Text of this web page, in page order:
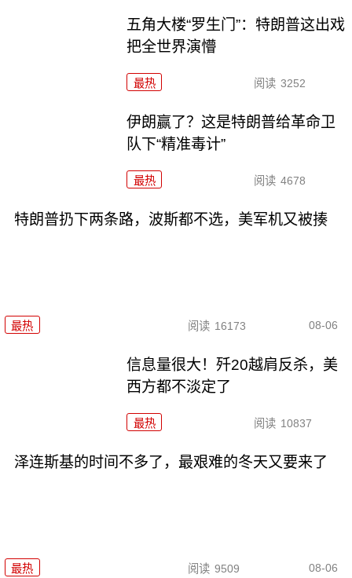
五角大楼“罗生门”：特朗普这出戏
把全世界演懵
最热 阅读 3252
伊朗赢了？这是特朗普给革命卫
队下“精准毒计”
最热 阅读 4678
特朗普扔下两条路，波斯都不选，美军机又被揍
最热 阅读 16173 08-06
信息量很大！歼20越肩反杀，美
西方都不淡定了
最热 阅读 10837
泽连斯基的时间不多了，最艰难的冬天又要来了
最热 阅读 9509 08-06